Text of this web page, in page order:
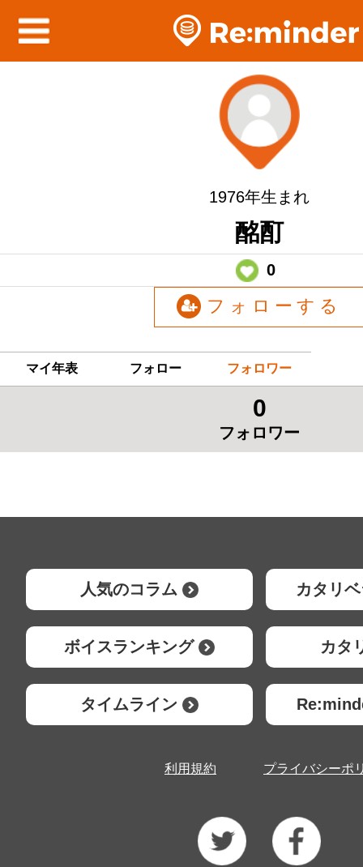
1976年生まれ
酩酊
0
フォローする
マイ年表 フォロー フォロワー
0
フォロワー
人気のコラム カタリ
ボイスランキング カタ
タイムライン
利用規約 プライバシーポ